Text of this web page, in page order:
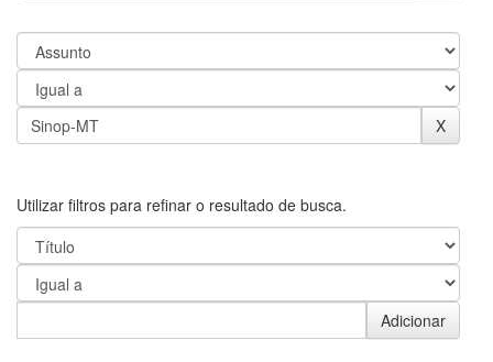
Utilizar filtros para refinar o resultado de busca.